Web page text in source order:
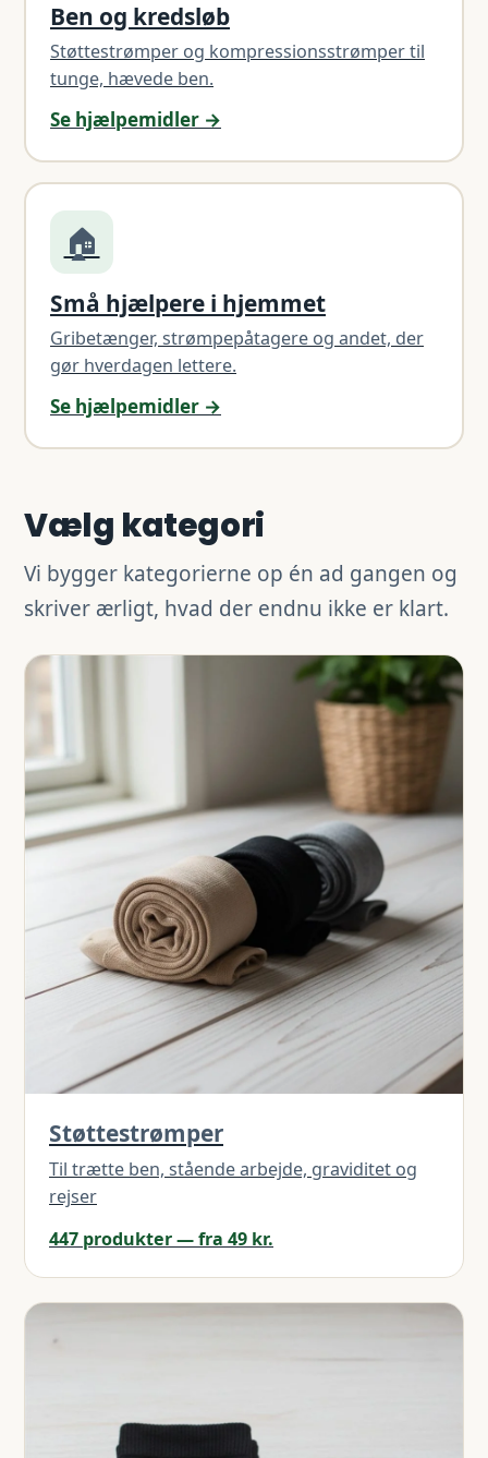
Ben og kredsløb
Støttestrømper og kompressionsstrømper til
tunge, hævede ben.
Se hjælpemidler →
🏠
Små hjælpere i hjemmet
Gribetænger, strømpepåtagere og andet, der
gør hverdagen lettere.
Se hjælpemidler →
Vælg kategori
Vi bygger kategorierne op én ad gangen og
skriver ærligt, hvad der endnu ikke er klart.
Støttestrømper
Til trætte ben, stående arbejde, graviditet og
rejser
447 produkter — fra 49 kr.